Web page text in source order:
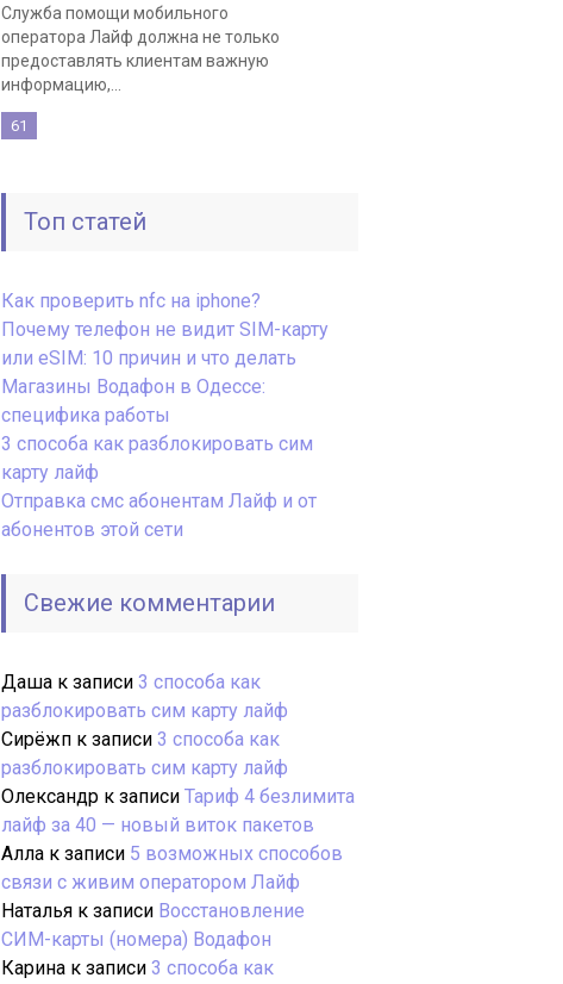
Служба помощи мобильного
оператора Лайф должна не только
предоставлять клиентам важную
информацию,...
61
Топ статей
Как проверить nfc на iphone?
Почему телефон не видит SIM-карту
или eSIM: 10 причин и что делать
Магазины Водафон в Одессе:
специфика работы
3 способа как разблокировать сим
карту лайф
Отправка смс абонентам Лайф и от
абонентов этой сети
Свежие комментарии
Даша к записи 3 способа как
разблокировать сим карту лайф
Сирёжп к записи 3 способа как
разблокировать сим карту лайф
Олександр к записи Тариф 4 безлимита
лайф за 40 — новый виток пакетов
Алла к записи 5 возможных способов
связи с живим оператором Лайф
Наталья к записи Восстановление
СИМ-карты (номера) Водафон
Карина к записи 3 способа как